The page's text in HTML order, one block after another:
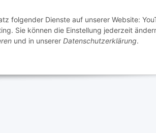
folgender Dienste auf unserer Website:
Sie können die Einstellung jederzeit
und in unserer Datenschutzerklärung.